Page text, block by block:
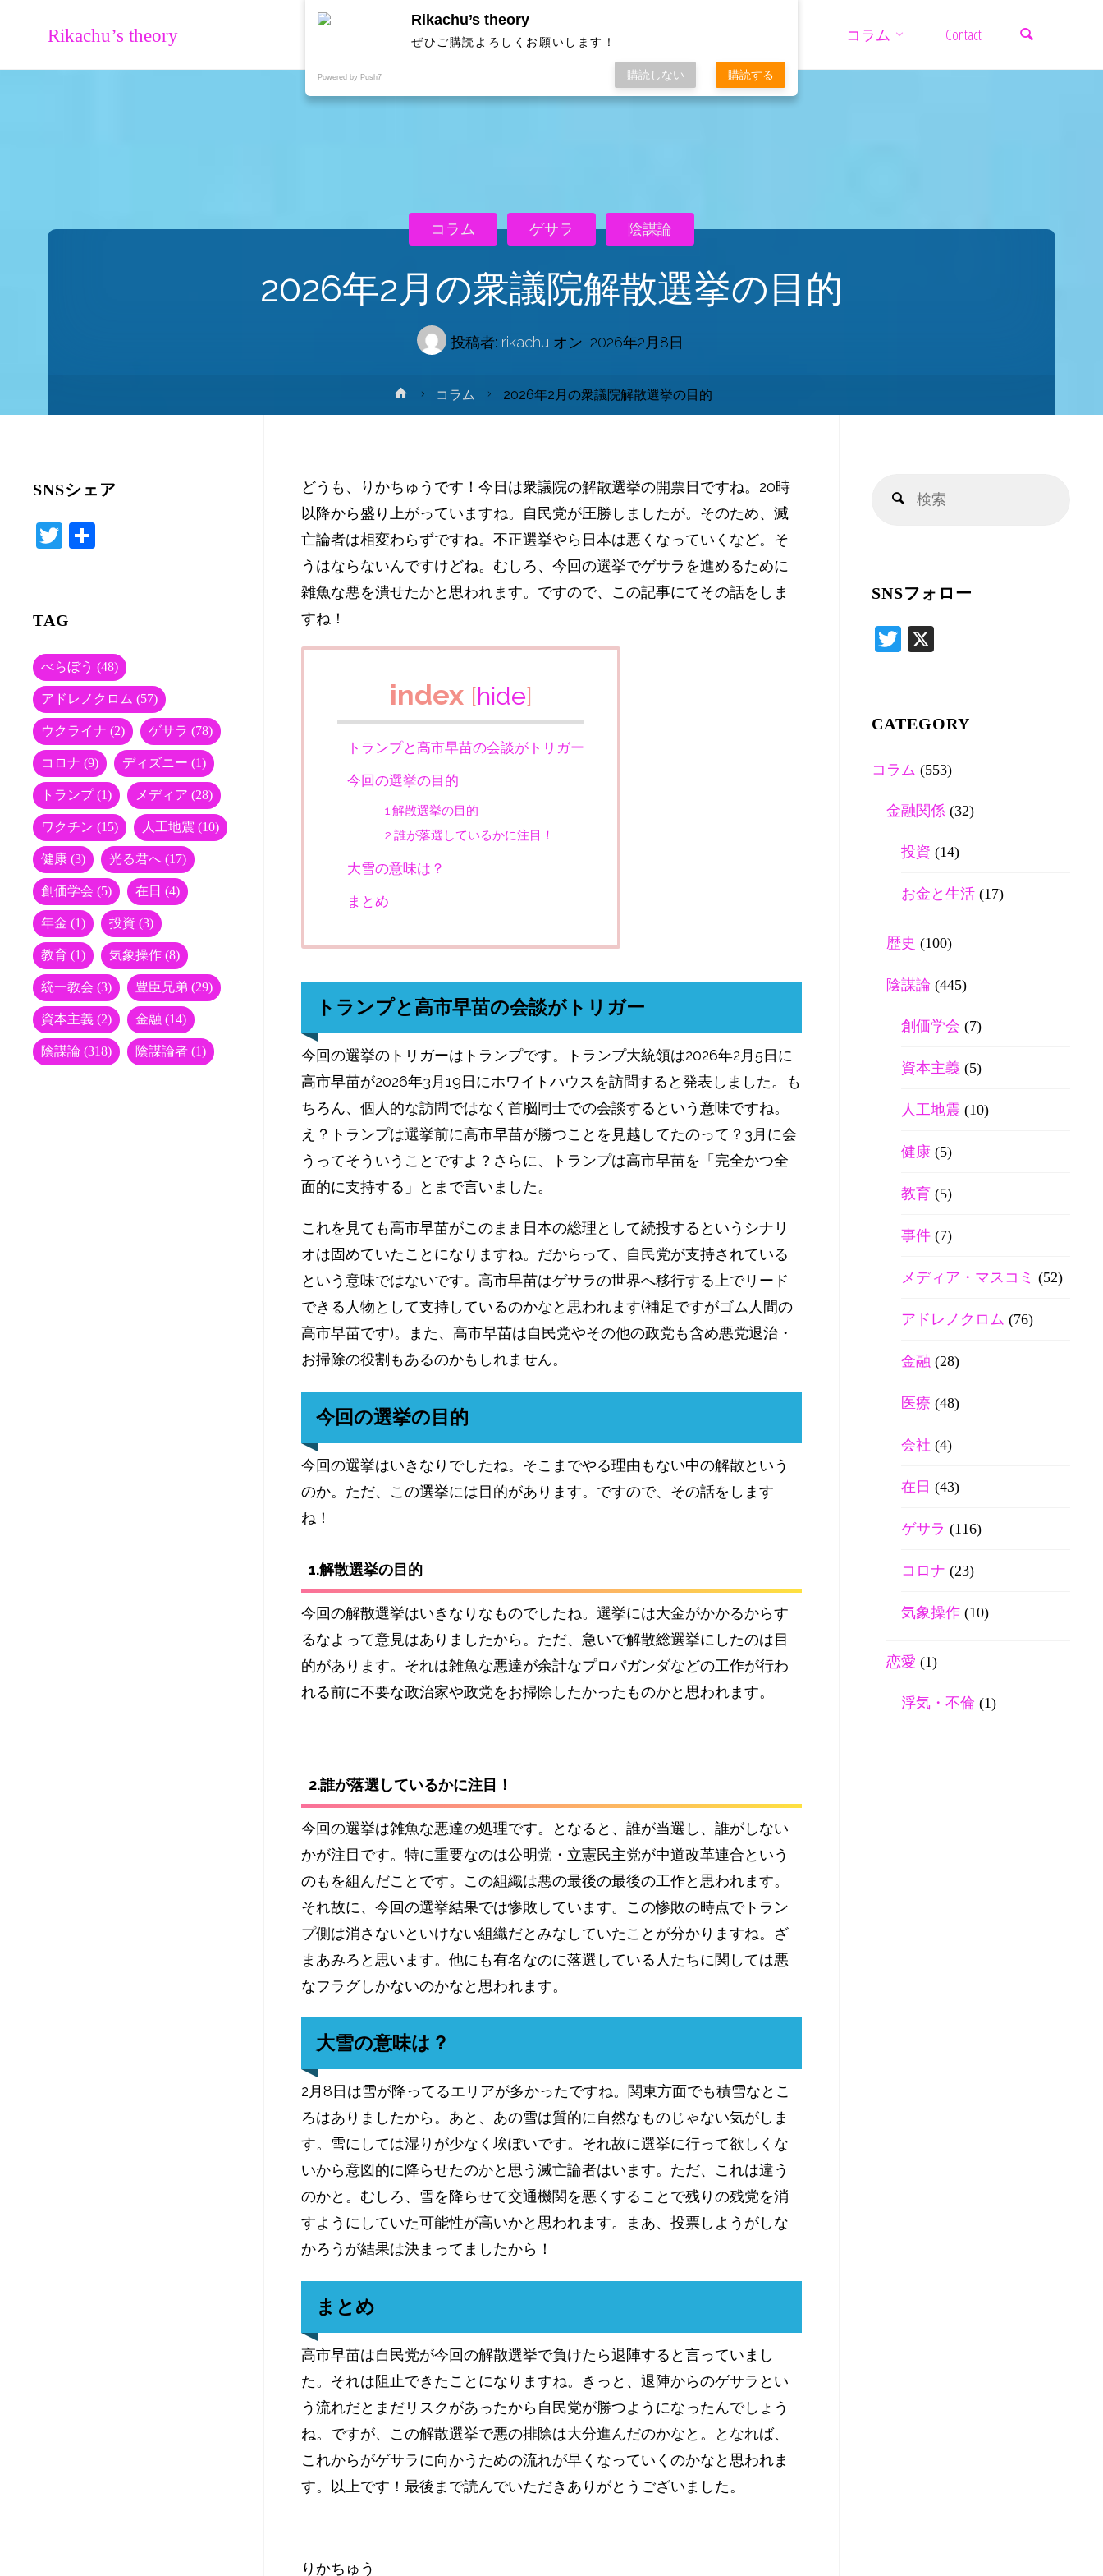
Rikachu’s theory
ツ
コラム Contact
2026年2月の衆議院解散選挙の目的
投稿者: rikachu オン 2026年2月8日
コラム ゲサラ 陰謀論
ホ
ー
コラム 2026年2月の衆議院解散選挙の目的
どうも、りかちゅうです！今日は衆議院の解散選挙の開票日ですね。20時
以降から盛り上がっていますね。自民党が圧勝しましたが。そのため、滅
亡論者は相変わらずですね。不正選挙やら日本は悪くなっていくなど。そ
うはならないんですけどね。むしろ、今回の選挙でゲサラを進めるために
雑魚な悪を潰せたかと思われます。ですので、この記事にてその話をしま
すね！
index [hide]
トランプと高市早苗の会談がトリガー
今回の選挙の目的
1.解散選挙の目的
2.誰が落選しているかに注目！
大雪の意味は？
まとめ
トランプと高市早苗の会談がトリガー
今回の選挙のトリガーはトランプです。トランプ大統領は2026年2月5日に
高市早苗が2026年3月19日にホワイトハウスを訪問すると発表しました。も
ちろん、個人的な訪問ではなく首脳同士での会談するという意味ですね。
え？トランプは選挙前に高市早苗が勝つことを見越してたのって？3月に会
うってそういうことですよ？さらに、トランプは高市早苗を「完全かつ全
面的に支持する」とまで言いました。
これを見ても高市早苗がこのまま日本の総理として続投するというシナリ
オは固めていたことになりますね。だからって、自民党が支持されている
という意味ではないです。高市早苗はゲサラの世界へ移行する上でリード
できる人物として支持しているのかなと思われます(補足ですがゴム人間の
高市早苗です)。また、高市早苗は自民党やその他の政党も含め悪党退治・
お掃除の役割もあるのかもしれません。
今回の選挙の目的
今回の選挙はいきなりでしたね。そこまでやる理由もない中の解散という
のか。ただ、この選挙には目的があります。ですので、その話をします
ね！
1.解散選挙の目的
今回の解散選挙はいきなりなものでしたね。選挙には大金がかかるからす
るなよって意見はありましたから。ただ、急いで解散総選挙にしたのは目
的があります。それは雑魚な悪達が余計なプロパガンダなどの工作が行わ
れる前に不要な政治家や政党をお掃除したかったものかと思われます。
2.誰が落選しているかに注目！
今回の選挙は雑魚な悪達の処理です。となると、誰が当選し、誰がしない
かが注目です。特に重要なのは公明党・立憲民主党が中道改革連合という
のもを組んだことです。この組織は悪の最後の最後の工作と思われます。
それ故に、今回の選挙結果では惨敗しています。この惨敗の時点でトラン
プ側は消さないといけない組織だとみなしていたことが分かりますね。ざ
まあみろと思います。他にも有名なのに落選している人たちに関しては悪
なフラグしかないのかなと思われます。
大雪の意味は？
2月8日は雪が降ってるエリアが多かったですね。関東方面でも積雪なとこ
ろはありましたから。あと、あの雪は質的に自然なものじゃない気がしま
す。雪にしては湿りが少なく埃ぽいです。それ故に選挙に行って欲しくな
いから意図的に降らせたのかと思う滅亡論者はいます。ただ、これは違う
のかと。むしろ、雪を降らせて交通機関を悪くすることで残りの残党を消
すようにしていた可能性が高いかと思われます。まあ、投票しようがしな
かろうが結果は決まってましたから！
まとめ
高市早苗は自民党が今回の解散選挙で負けたら退陣すると言っていまし
た。それは阻止できたことになりますね。きっと、退陣からのゲサラとい
う流れだとまだリスクがあったから自民党が勝つようになったんでしょう
ね。ですが、この解散選挙で悪の排除は大分進んだのかなと。となれば、
これからがゲサラに向かうための流れが早くなっていくのかなと思われま
す。以上です！最後まで読んでいただきありがとうございました。
りかちゅう
SNSシェア
T
r
TAG
べらぼう (48)
アドレノクロム (57)
ウクライナ (2) ゲサラ (78)
コロナ (9) ディズニー (1)
トランプ(1) メディア (28)
ワクチン (15) 人工地震 (10)
健康 (3) 光る君へ (17)
創価学会 (5) 在日 (4)
年金 (1) 投資 (3)
教育 (1) 気象操作 (8)
統一教会 (3) 豊臣兄弟 (29)
資本主義 (2) 金融 (14)
陰謀論 (318) 陰謀論者 (1)
検
SNSフォロー
T
r
CATEGORY
コラム (553)
金融関係 (32)
投資 (14)
お金と生活 (17)
歴史 (100)
陰謀論 (445)
創価学会 (7)
資本主義 (5)
人工地震 (10)
健康 (5)
教育 (5)
事件 (7)
メディア・マスコミ (52)
アドレノクロム (76)
金融 (28)
医療 (48)
会社 (4)
在日 (43)
ゲサラ (116)
コロナ (23)
気象操作 (10)
恋愛 (1)
浮気・不倫 (1)
Rikachu’s theory
ぜひご購読よろしくお願いします！
Powered by Push7 購読しない 購読する